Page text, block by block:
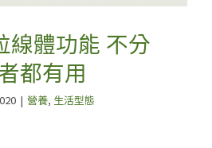
線體功能 不分
都有用
| 營養, 生活型態